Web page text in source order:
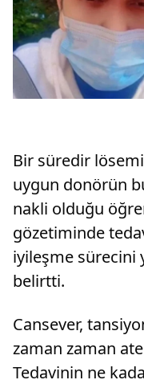
Bir süredir
uygun donörün
nakli olduğu
gözetiminde
iyileşme sürecini
belirtti.
Cansever,
zaman zaman
Tedavinin ne